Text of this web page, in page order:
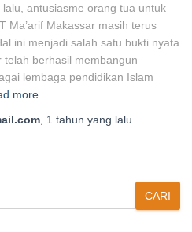
antusiasme orang tua untuk
Ma’arif Makassar masih terus
ini menjadi salah satu bukti nyata
telah berhasil membangun
lembaga pendidikan Islam
more…
1 tahun yang lalu
CARI